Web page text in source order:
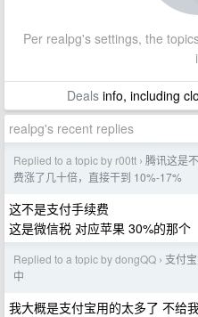
Per realpg's settings, the
Dealsinfo, including
realpg's recent replies
Replied to a topic by r00tt › 腾讯这是
费涨了几十倍，直接干到 10%-17%
这不是支付手续费
这是微信税 对应苹果 30%的那个
Replied to a topic by dongQQ › 支付
中
我大概是支付宝用的太多了 不给